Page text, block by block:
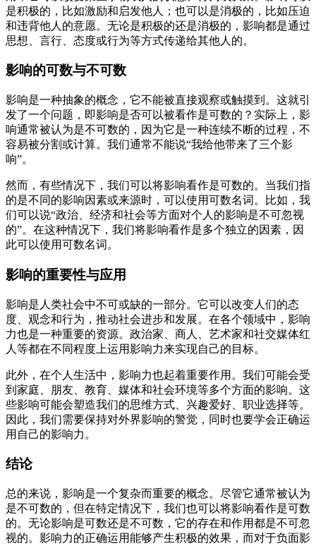
是积极的，比如激励和启发他人；也可以是消极的，比如压迫
和违背他人的意愿。无论是积极的还是消极的，影响都是通过
思想、言行、态度或行为等方式传递给其他人的。
影响的可数与不可数
影响是一种抽象的概念，它不能被直接观察或触摸到。这就引
发了一个问题，即影响是否可以被看作是可数的？实际上，影
响通常被认为是不可数的，因为它是一种连续不断的过程，不
容易被分割或计算。我们通常不能说“我给他带来了三个影
响”。
然而，有些情况下，我们可以将影响看作是可数的。当我们指
的是不同的影响因素或来源时，可以使用可数名词。比如，我
们可以说“政治、经济和社会等方面对个人的影响是不可忽视
的”。在这种情况下，我们将影响看作是多个独立的因素，因
此可以使用可数名词。
影响的重要性与应用
影响是人类社会中不可或缺的一部分。它可以改变人们的态
度、观念和行为，推动社会进步和发展。在各个领域中，影响
力也是一种重要的资源。政治家、商人、艺术家和社交媒体红
人等都在不同程度上运用影响力来实现自己的目标。
此外，在个人生活中，影响力也起着重要作用。我们可能会受
到家庭、朋友、教育、媒体和社会环境等多个方面的影响。这
些影响可能会塑造我们的思维方式、兴趣爱好、职业选择等。
因此，我们需要保持对外界影响的警觉，同时也要学会正确运
用自己的影响力。
结论
总的来说，影响是一个复杂而重要的概念。尽管它通常被认为
是不可数的，但在特定情况下，我们也可以将影响看作是可数
的。无论影响是可数还是不可数，它的存在和作用都是不可忽
视的。影响力的正确运用能够产生积极的效果，而对于负面影